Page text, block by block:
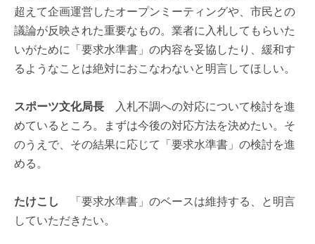
超えて企画運営したオープンミーティングや、市民との
議論が反映された重要なもの。業者に入札してもらいた
いがために「要求水準書」の内容を妥協したり、緩和す
るようなことは絶対におこなわないと明言してほしい。
スポーツ文化局長 入札不調への対応について検討を進
めているところ。まずは今後の対応方法を決めたい。そ
のうえで、その結果に応じて「要求水準書」の検討を進
める。
たけこし
「要求水準書」のベースは維持する、と明言
していただきたい。